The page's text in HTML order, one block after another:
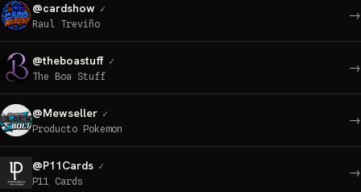
@cardshow ✓
Raul Treviño
→
@theboastuff ✓
The Boa Stuff
→
@Mewseller ✓
Producto Pokemon
→
@P11Cards ✓
P11 Cards
→